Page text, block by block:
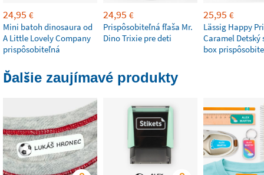
24,95 €
Mini batoh dinosaura od
A Little Lovely Company
prispôsobiteľná
24,95 €
Prispôsobiteľná fľaša Mr.
Dino Trixie pre deti
25,95 €
Lässig Happy
Caramel Detský
box
Ďalšie zaujímavé produkty